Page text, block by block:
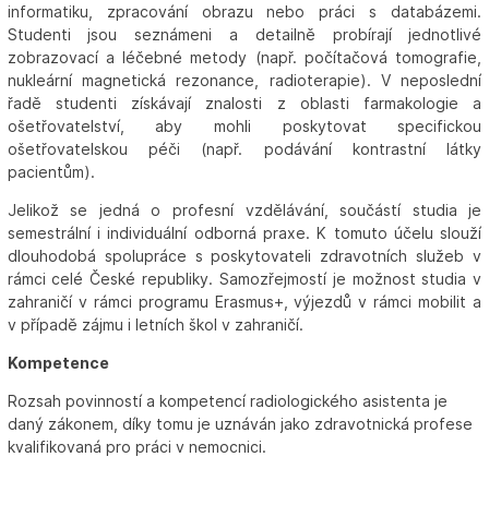
informatiku, zpracování obrazu nebo práci s databázemi.
Studenti jsou seznámeni a detailně probírají jednotlivé
zobrazovací a léčebné metody (např. počítačová tomografie,
nukleární magnetická rezonance, radioterapie). V neposlední
řadě studenti získávají znalosti z oblasti farmakologie a
ošetřovatelství, aby mohli poskytovat specifickou
ošetřovatelskou péči (např. podávání kontrastní látky
pacientům).
Jelikož se jedná o profesní vzdělávání, součástí studia je
semestrální i individuální odborná praxe. K tomuto účelu slouží
dlouhodobá spolupráce s poskytovateli zdravotních služeb v
rámci celé České republiky. Samozřejmostí je možnost studia v
zahraničí v rámci programu Erasmus+, výjezdů v rámci mobilit a
v případě zájmu i letních škol v zahraničí.
Kompetence
Rozsah povinností a kompetencí radiologického asistenta je
daný zákonem, díky tomu je uznáván jako zdravotnická profese
kvalifikovaná pro práci v nemocnici.